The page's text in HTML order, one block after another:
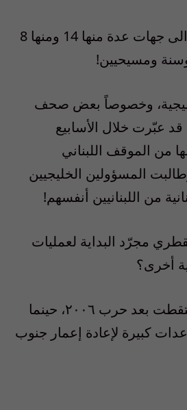
سياسية واحدة، بل الى جهات عدة منها 14 ومنها 8
ومسيحيين!
وخصوصاً بعض صحف
عبّرت خلال الأسابيع
من الموقف اللبناني
المسؤولين الخليجيين
من اللبنانيين أنفسهم!
مجرّد البداية لعمليات
أخرى؟
(الصورة المرفقة التقطت بعد حرب ٢٠٠٦، حينما
كبيرة لإعادة إعمار جنوب